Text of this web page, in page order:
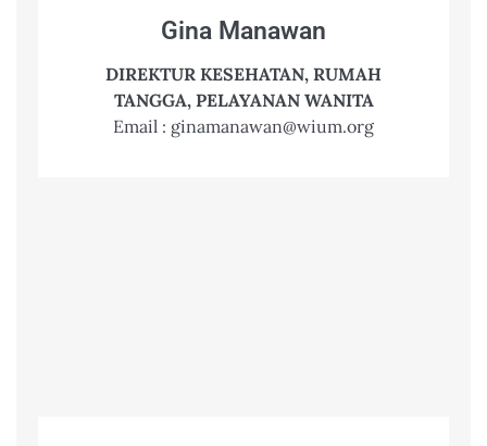
Gina Manawan
DIREKTUR KESEHATAN, RUMAH
TANGGA, PELAYANAN WANITA
Email : ginamanawan@wium.org